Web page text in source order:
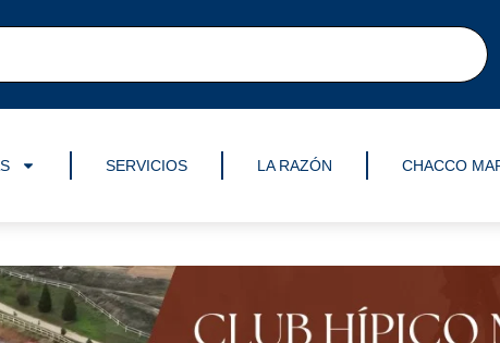
SERVICIOS LA RAZÓN CHACCO